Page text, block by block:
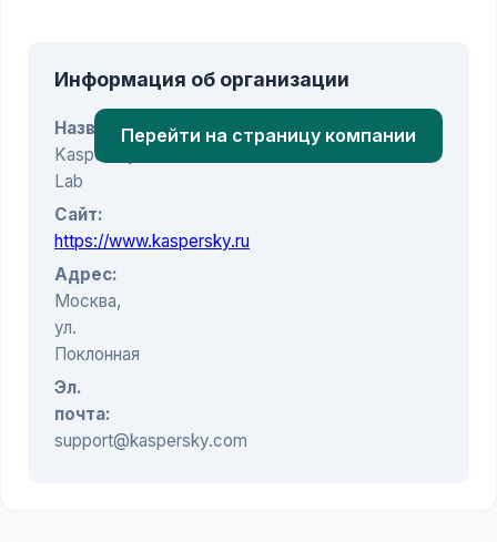
Информация об организации
Название:
Kaspersky
Lab
Сайт:
https://www.kaspersky.ru
Адрес:
Москва,
ул.
Поклонная
Эл.
почта:
support@kaspersky.com
Перейти на страницу компании